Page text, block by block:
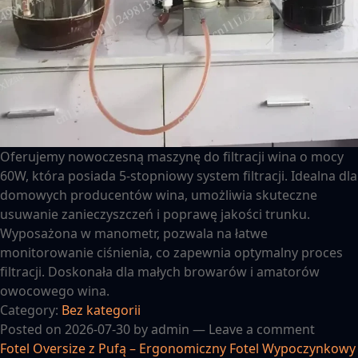
Oferujemy nowoczesną maszynę do filtracji wina o mocy
60W, która posiada 5-stopniowy system filtracji. Idealna dla
domowych producentów wina, umożliwia skuteczne
usuwanie zanieczyszczeń i poprawę jakości trunku.
Wyposażona w manometr, pozwala na łatwe
monitorowanie ciśnienia, co zapewnia optymalny proces
filtracji. Doskonała dla małych browarów i amatorów
owocowego wina.
Category: Bez kategorii
Posted on 2026-07-30 by admin — Leave a comment
Fotel Oversize z Pufą – Ergonomiczny Fotel Wypoczynkowy